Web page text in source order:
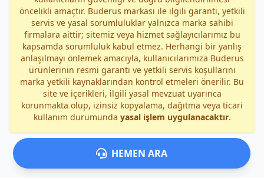
öncelikli amaçtır. Buderus markası ile ilgili garanti, yetkili
servis ve yasal sorumluluklar yalnızca marka sahibi
firmalara aittir; sitemiz veya hizmet sağlayıcılarımız bu
kapsamda sorumluluk kabul etmez. Herhangi bir yanlış
anlaşılmayı önlemek amacıyla, kullanıcılarımıza Buderus
ürünlerinin resmi garanti ve yetkili servis koşullarını
marka yetkili kaynaklarından kontrol etmeleri önerilir. Bu
site ve içerikleri, ilgili yasal mevzuat uyarınca
korunmakta olup, izinsiz kopyalama, dağıtma veya ticari
kullanım durumunda yasal işlem uygulanacaktır.
HEMEN ARA